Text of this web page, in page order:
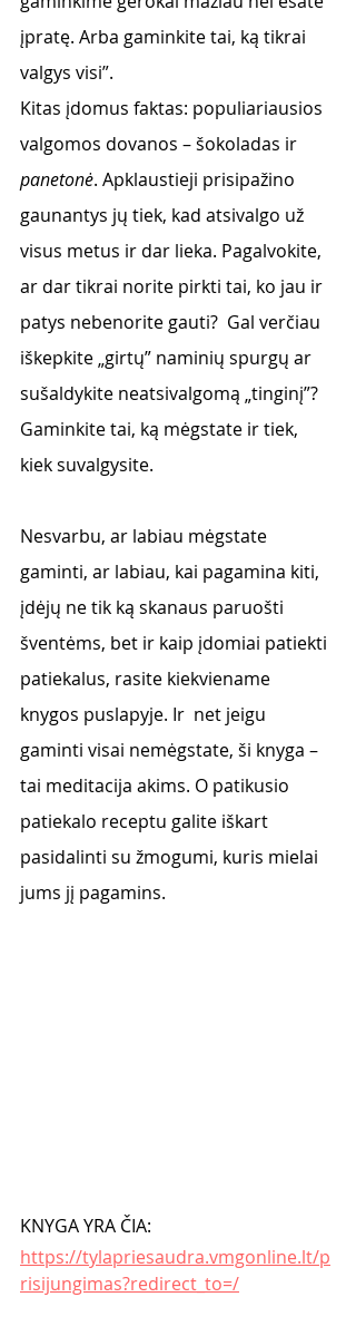
įpratę. Arba gaminkite tai, ką tikrai
valgys visi”.
Kitas įdomus faktas: populiariausios
valgomos dovanos – šokoladas ir
panetonė. Apklaustieji prisipažino
gaunantys jų tiek, kad atsivalgo už
visus metus ir dar lieka. Pagalvokite,
ar dar tikrai norite pirkti tai, ko jau ir
patys nebenorite gauti?  Gal verčiau
iškepkite „girtų” naminių spurgų ar
sušaldykite neatsivalgomą „tinginį”?
Gaminkite tai, ką mėgstate ir tiek,
kiek suvalgysite.
Nesvarbu, ar labiau mėgstate
gaminti, ar labiau, kai pagamina kiti,
įdėjų ne tik ką skanaus paruošti
šventėms, bet ir kaip įdomiai patiekti
patiekalus, rasite kiekviename
knygos puslapyje. Ir  net jeigu
gaminti visai nemėgstate, ši knyga –
tai meditacija akims. O patikusio
patiekalo receptu galite iškart
pasidalinti su žmogumi, kuris mielai
jums jį pagamins.
KNYGA YRA ČIA:
https://tylapriesaudra.vmgonline.lt/p
risijungimas?redirect_to=/